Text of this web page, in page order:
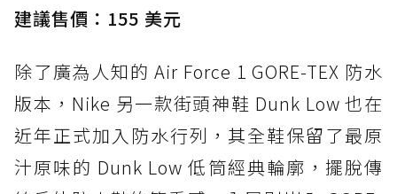
建議售價：155 美元
除了廣為人知的 Air Force 1 GORE-TEX 防水
版本，Nike 另一款街頭神鞋 Dunk Low 也在
近年正式加入防水行列，其全鞋保留了最原
汁原味的 Dunk Low 低筒經典輪廓，擺脫傳